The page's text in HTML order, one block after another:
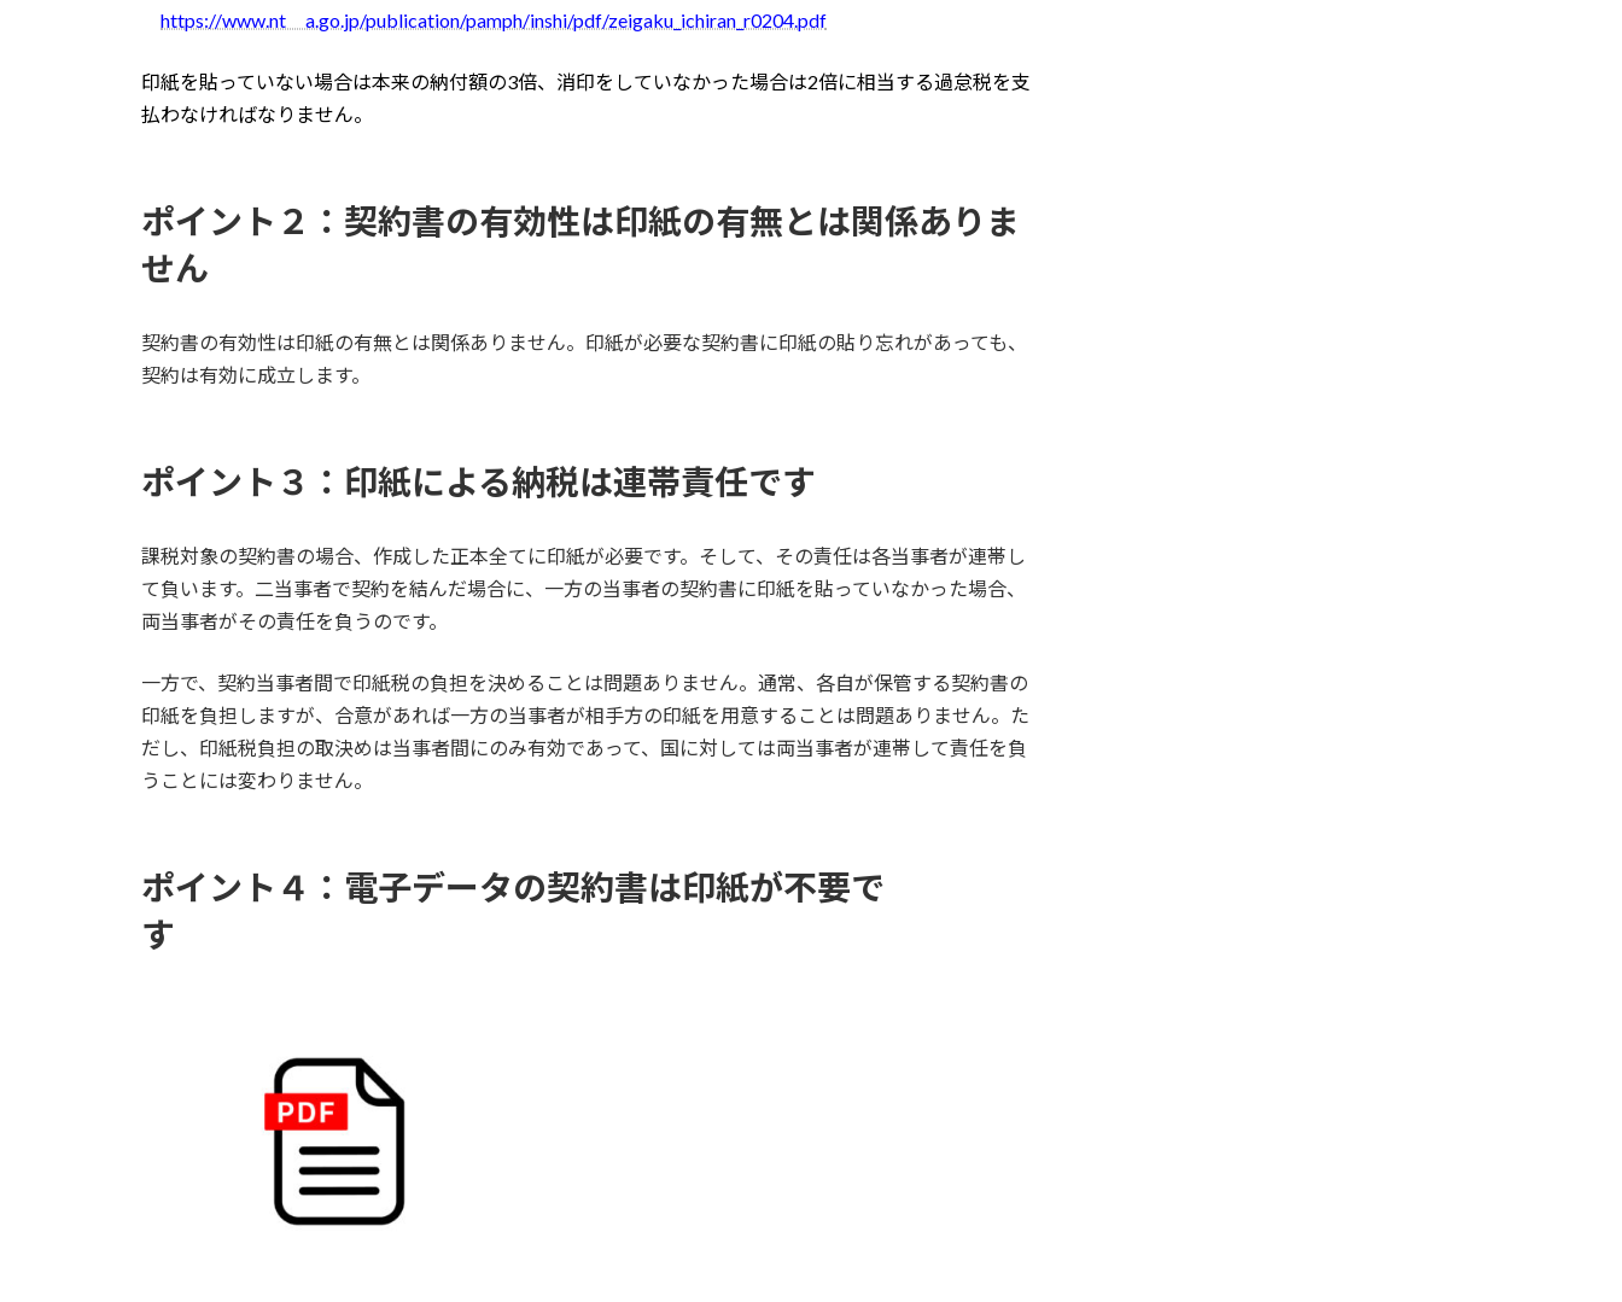
https://www.nt a.go.jp/publication/pamph/inshi/pdf/zeigaku_ichiran_r0204.pdf
印紙を貼っていない場合は本来の納付額の3倍、消印をしていなかった場合は2倍に相当する過怠税を支
払わなければなりません。
ポイント２：契約書の有効性は印紙の有無とは関係ありま
せん
契約書の有効性は印紙の有無とは関係ありません。印紙が必要な契約書に印紙の貼り忘れがあっても、
契約は有効に成立します。
ポイント３：印紙による納税は連帯責任です
課税対象の契約書の場合、作成した正本全てに印紙が必要です。そして、その責任は各当事者が連帯し
て負います。二当事者で契約を結んだ場合に、一方の当事者の契約書に印紙を貼っていなかった場合、
両当事者がその責任を負うのです。
一方で、契約当事者間で印紙税の負担を決めることは問題ありません。通常、各自が保管する契約書の
印紙を負担しますが、合意があれば一方の当事者が相手方の印紙を用意することは問題ありません。た
だし、印紙税負担の取決めは当事者間にのみ有効であって、国に対しては両当事者が連帯して責任を負
うことには変わりません。
ポイント４：電子データの契約書は印紙が不要で
す